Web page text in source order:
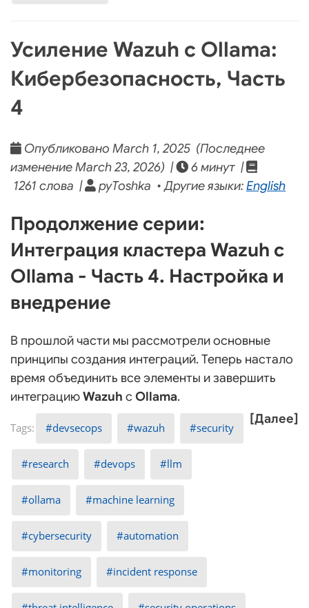
Усиление Wazuh с Ollama:
Кибербезопасность, Часть
4
Опубликовано March 1, 2025 (Последнее
изменение March 23, 2026) |
6 минут |
1261 слова |
pyToshka • Другие языки:English
Продолжение серии:
Интеграция кластера Wazuh с
Ollama - Часть 4. Настройка и
внедрение
В прошлой части мы рассмотрели основные
принципы создания интеграций. Теперь настало
время объединить все элементы и завершить
интеграциюWazuh с Ollama.
[Далее]
devsecops wazuh security
research devops llm
ollama machine learning
cybersecurity automation
monitoring incident response